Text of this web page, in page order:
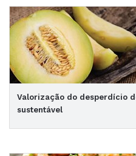
Valorização do desperdício
sustentável